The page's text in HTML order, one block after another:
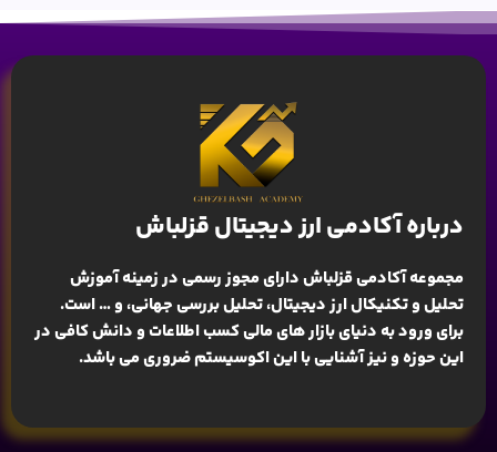
درباره آکادمی ارز دیجیتال قزلباش
مجموعه آکادمی قزلباش دارای مجوز رسمی در زمینهآموزش
تحلیل و تکنیکال ارز دیجیتال، تحلیل بررسی جهانی، و … است.
برای ورود به دنیای بازار های مالی کسب اطلاعات و دانش کافی در
این حوزه و نیز آشنایی با این اکوسیستم ضروری می باشد.